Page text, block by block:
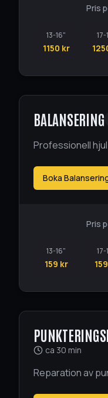
Pris
13-16"
1150 kr
17-
BALANSERING
Professionell
Boka
Pris
13-16"
159 kr
17-
ca 30 min
Reparation av